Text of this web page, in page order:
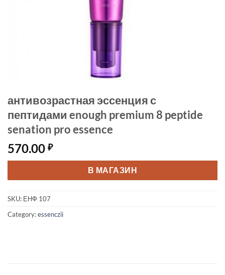
антивозрастная эссенция с
пептидами enough premium 8 peptide
senation pro essence
570.00 ₽
В МАГАЗИН
SKU: ЕНФ 107
Category:essenczii